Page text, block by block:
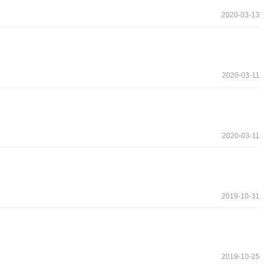
2020-03-13
2020-03-11
2020-03-11
2019-10-31
2019-10-25